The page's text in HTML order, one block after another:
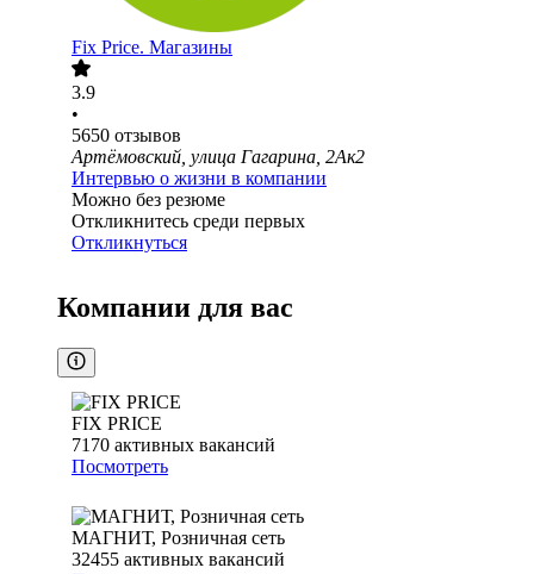
Fix Price. Магазины
3.9
•
5650 отзывов
Артёмовский, улица Гагарина, 2Ак2
Интервью о жизни в компании
Можно без резюме
Откликнитесь среди первых
Откликнуться
Компании для вас
FIX PRICE
7170 активных вакансий
Посмотреть
МАГНИТ, Розничная сеть
32455 активных вакансий